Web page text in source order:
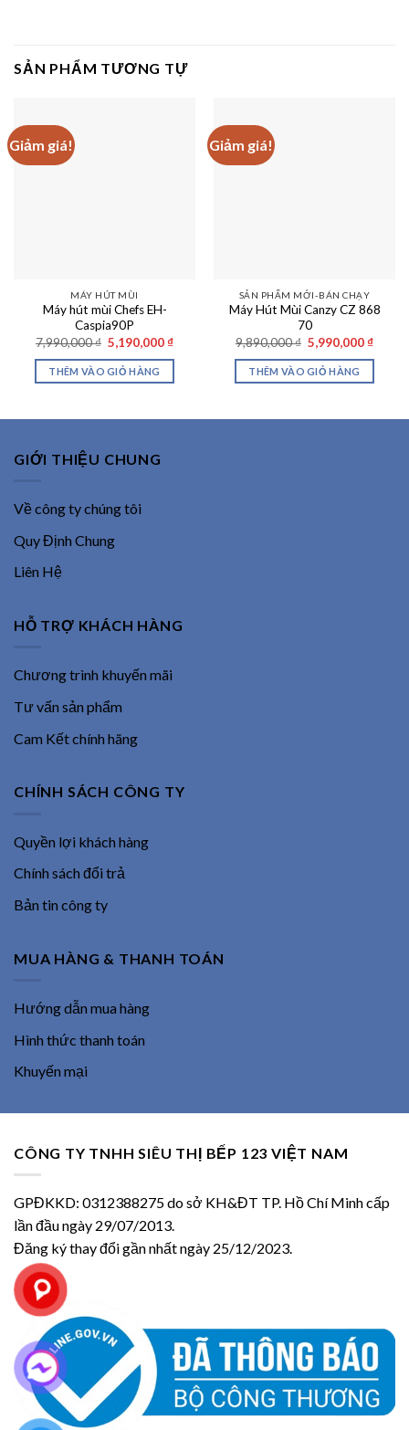
SẢN PHẨM TƯƠNG TỰ
Giảm giá!
MÁY HÚT MÙI
Máy hút mùi Chefs EH-
Caspia90P
7,990,000₫ Giá
gốc
là:
7,990,000 ₫.
5,190,000 ₫Giá
THÊM VÀO GIỎ HÀNG
Giảm giá!
SẢN PHẨM MỚI-BÁN CHẠY
Máy Hút Mùi Canzy CZ 868
70
9,890,000₫ Giá
gốc
là:
9,890,000 ₫.
5,990,000 ₫Giá
THÊM VÀO GIỎ HÀNG
GIỚI THIỆU CHUNG
Về công ty chúng tôi
Quy Định Chung
Liên Hệ
HỖ TRỢ KHÁCH HÀNG
Chương trình khuyến mãi
Tư vấn sản phẩm
Cam Kết chính hãng
CHÍNH SÁCH CÔNG TY
Quyền lợi khách hàng
Chính sách đổi trả
Bản tin công ty
MUA HÀNG & THANH TOÁN
Hướng dẫn mua hàng
Hình thức thanh toán
Khuyến mại
CÔNG TY TNHH SIÊU THỊ BẾP 123 VIỆT NAM
GPĐKKD: 0312388275 do sở KH&ĐT TP. Hồ Chí Minh cấp
lần đầu ngày 29/07/2013.
Đăng ký thay đổi gần nhất ngày 25/12/2023.